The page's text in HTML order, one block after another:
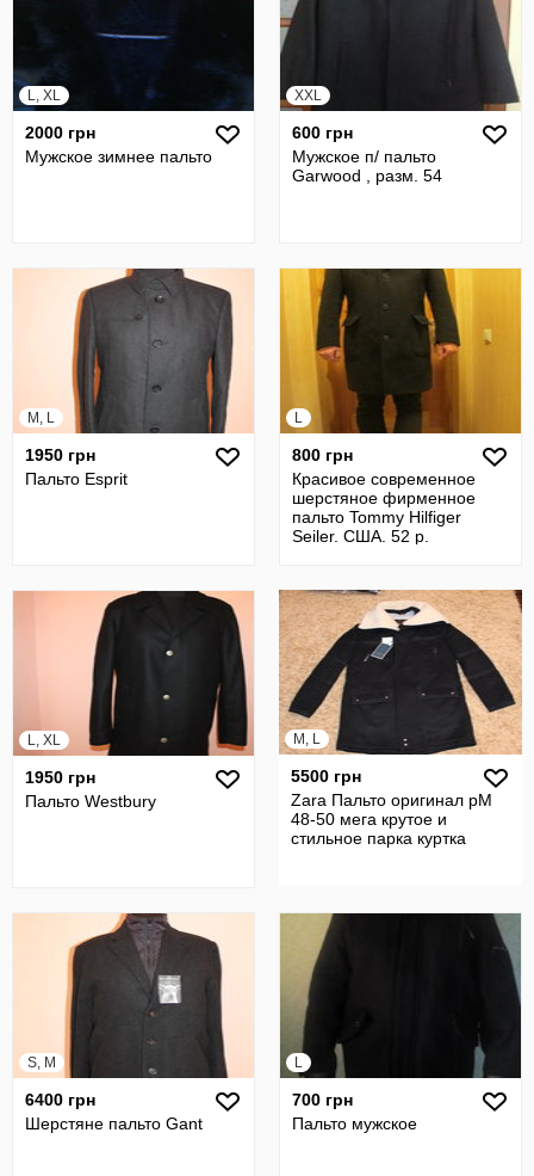
L, XL
2000 грн
Мужское зимнее пальто
XXL
600 грн
Мужское п/ пальто
Garwood , разм. 54
M, L
1950 грн
Пальто Esprit
L
800 грн
Красивое современное
шерстяное фирменное
пальто Tommy Hilfiger
Seiler. США. 52 р.
L, XL
1950 грн
Пальто Westbury
M, L
5500 грн
Zara Пальто оригинал рM
48-50 мега крутое и
стильное парка куртка
S, M
6400 грн
Шерстяне пальто Gant
L
700 грн
Пальто мужское